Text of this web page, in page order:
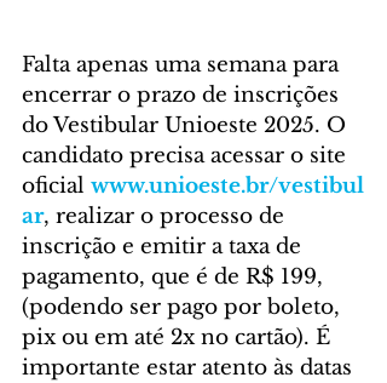
Falta apenas uma semana para
encerrar o prazo de inscrições
do Vestibular Unioeste 2025. O
candidato precisa acessar o site
oficial www.unioeste.br/vestibul
ar, realizar o processo de
inscrição e emitir a taxa de
pagamento, que é de R$ 199,
(podendo ser pago por boleto,
pix ou em até 2x no cartão). É
importante estar atento às datas